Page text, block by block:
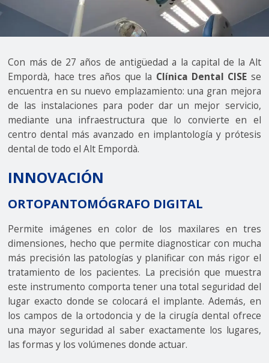
Con más de 27 años de antigüedad a la capital de la Alt
Empordà, hace tres años que la Clínica Dental CISE se
encuentra en su nuevo emplazamiento: una gran mejora
de las instalaciones para poder dar un mejor servicio,
mediante una infraestructura que lo convierte en el
centro dental más avanzado en implantología y prótesis
dental de todo el Alt Empordà.
INNOVACIÓN
ORTOPANTOMÓGRAFO DIGITAL
Permite imágenes en color de los maxilares en tres
dimensiones, hecho que permite diagnosticar con mucha
más precisión las patologías y planificar con más rigor el
tratamiento de los pacientes. La precisión que muestra
este instrumento comporta tener una total seguridad del
lugar exacto donde se colocará el implante. Además, en
los campos de la ortodoncia y de la cirugía dental ofrece
una mayor seguridad al saber exactamente los lugares,
las formas y los volúmenes donde actuar.